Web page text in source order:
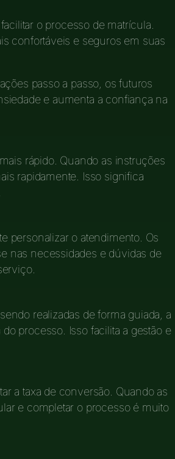
o processo de matrícula.
confortáveis e seguros em suas
passo a passo, os futuros
e aumenta a confiança na
rápido. Quando as instruções
rapidamente. Isso significa
personalizar o atendimento. Os
nas necessidades e dúvidas de
realizadas de forma guiada, a
processo. Isso facilita a gestão e
a taxa de conversão. Quando as
e completar o processo é muito